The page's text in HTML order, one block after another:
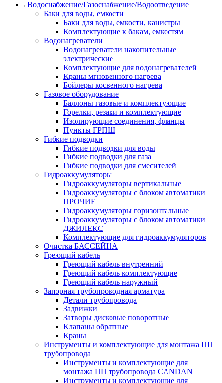
Водоснабжение/Газоснабжение/Водоотведение
Баки для воды, емкости
Баки для воды, емкости, канистры
Комплектующие к бакам, емкостям
Водонагреватели
Водонагреватели накопительные
электрические
Комплектующие для водонагревателей
Краны мгновенного нагрева
Бойлеры косвенного нагрева
Газовое оборудование
Баллоны газовые и комплектующие
Горелки, резаки и комплектующие
Изолирующие соединения, фланцы
Пункты ГРПШ
Гибкие подводки
Гибкие подводки для воды
Гибкие подводки для газа
Гибкие подводки для смесителей
Гидроаккумуляторы
Гидроаккумуляторы вертикальные
Гидроаккумуляторы с блоком автоматики
ПРОЧИЕ
Гидроаккумуляторы горизонтальные
Гидроаккумуляторы с блоком автоматики
ДЖИЛЕКС
Комплектующие для гидроаккумуляторов
Очистка БАССЕЙНА
Греющий кабель
Греющий кабель внутренний
Греющий кабель комплектующие
Греющий кабель наружный
Запорная трубопроводная арматура
Детали трубопровода
Задвижки
Затворы дисковые поворотные
Клапаны обратные
Краны
Инструменты и комплектующие для монтажа ПП
трубопровода
Инструменты и комплектующие для
монтажа ПП трубопровода CANDAN
Инструменты и комплектующие для